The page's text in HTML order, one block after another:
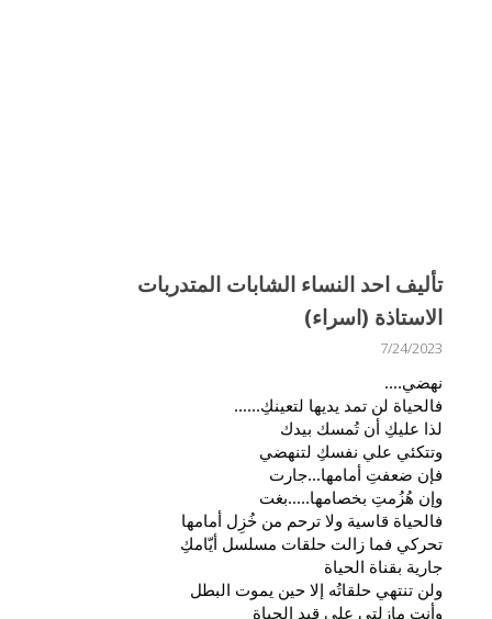
تأليف احد النساء الشابات المتدربات
الاستاذة (اسراء)
7/24/2023
نهضي....
فالحياة لن تمد يديها لتعينكِ......
لذا عليكِ أن تُمسك بيدك
وتتكئي علي نفسكِ لتنهضي
فإن ضعفتِ أمامها...جارت
وإن هُزُمتِ بخصامها.....بغت
فالحياة قاسية ولا ترحم من خُزِل أمامها
تحركي فما زالت حلقات مسلسل أيّامكِ
جارية بقناة الحياة
ولن تنتهي حلقاتُه إلا حين يموت البطل
وأنت مازلتي علي قيد الحياة